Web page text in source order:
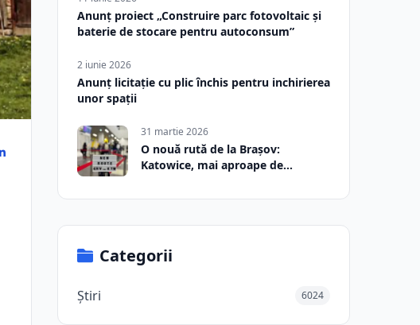
Anunț proiect „Construire parc fotovoltaic și
baterie de stocare pentru autoconsum”
2 iunie 2026
Anunț licitație cu plic închis pentru inchirierea
unor spații
31 martie 2026
O nouă rută de la Brașov:
Katowice, mai aproape de
Categorii
Știri 6024